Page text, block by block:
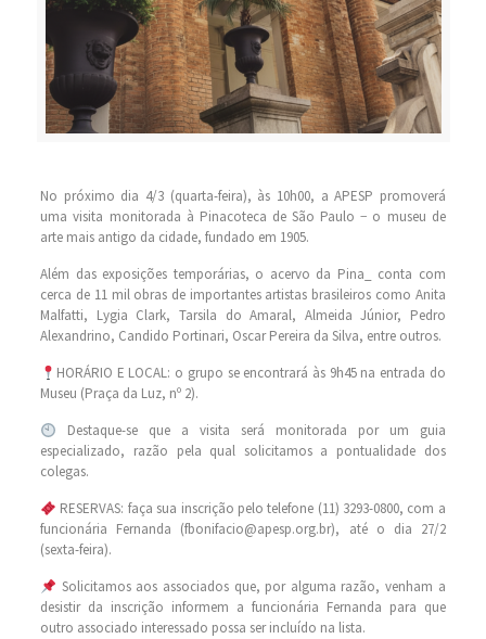
No próximo dia 4/3 (quarta-feira), às 10h00, a APESP promoverá
uma visita monitorada à Pinacoteca de São Paulo − o museu de
arte mais antigo da cidade, fundado em 1905.
Além das exposições temporárias, o acervo da Pina_ conta com
cerca de 11 mil obras de importantes artistas brasileiros como Anita
Malfatti, Lygia Clark, Tarsila do Amaral, Almeida Júnior, Pedro
Alexandrino, Candido Portinari, Oscar Pereira da Silva, entre outros.
HORÁRIO E LOCAL: o grupo se encontrará às 9h45 na entrada do
Museu (Praça da Luz, nº 2).
Destaque-se que a visita será monitorada por um guia
especializado, razão pela qual solicitamos a pontualidade dos
colegas.
RESERVAS: faça sua inscrição pelo telefone (11) 3293-0800, com a
funcionária Fernanda (fbonifacio@apesp.org.br), até o dia 27/2
(sexta-feira).
Solicitamos aos associados que, por alguma razão, venham a
desistir da inscrição informem a funcionária Fernanda para que
outro associado interessado possa ser incluído na lista.